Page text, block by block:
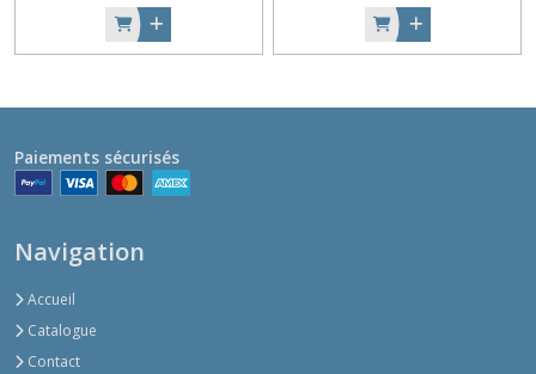
Paiements sécurisés
Navigation
Accueil
Catalogue
Contact